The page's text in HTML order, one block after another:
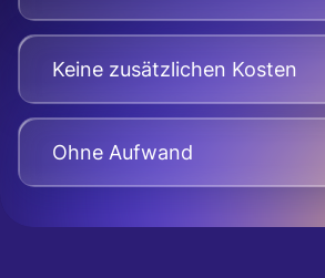
Keine zusätzlichen Kosten
Оhne Aufwand